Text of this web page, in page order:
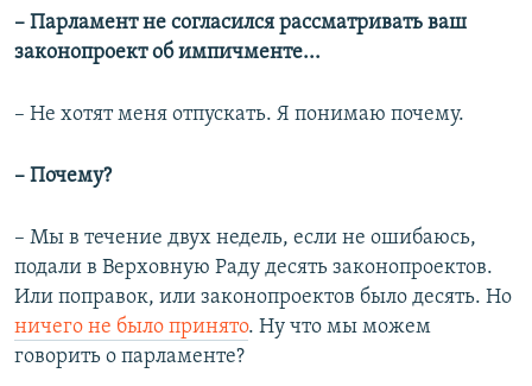
– Парламент не согласился рассматривать ваш
законопроект об импичменте...
– Не хотят меня отпускать. Я понимаю почему.
– Почему?
– Мы в течение двух недель, если не ошибаюсь,
подали в Верховную Раду десять законопроектов.
Или поправок, или законопроектов было десять. Но
ничего не было принято. Ну что мы можем
говорить о парламенте?​